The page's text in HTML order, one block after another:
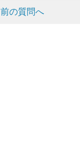
前の質問へ